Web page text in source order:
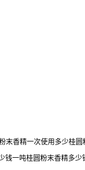
香精一次使用多少桂
一吨桂圆粉末香精多